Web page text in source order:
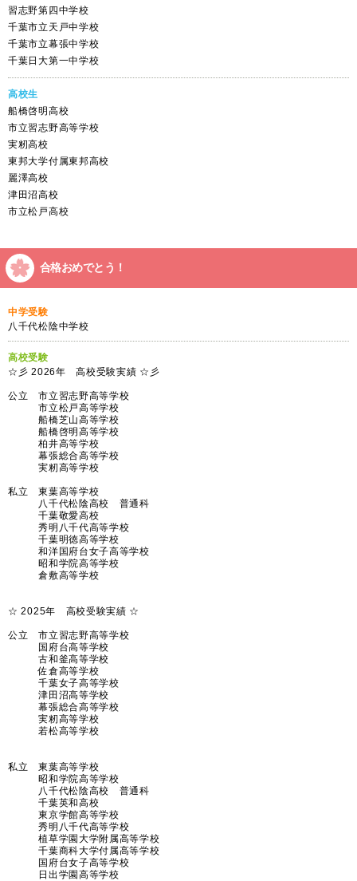
習志野第四中学校
千葉市立天戸中学校
千葉市立幕張中学校
千葉日大第一中学校
高校生
船橋啓明高校
市立習志野高等学校
実籾高校
東邦大学付属東邦高校
麗澤高校
津田沼高校
市立松戸高校
合格おめでとう！
中学受験
八千代松陰中学校
高校受験
☆彡 2026年 高校受験実績 ☆彡
公立 市立習志野高等学校
市立松戸高等学校
船橋芝山高等学校
船橋啓明高等学校
柏井高等学校
幕張総合高等学校
実籾高等学校
私立 東葉高等学校
八千代松陰高校 普通科
千葉敬愛高校
秀明八千代高等学校
千葉明徳高等学校
和洋国府台女子高等学校
昭和学院高等学校
倉敷高等学校
☆ 2025年 高校受験実績 ☆
公立 市立習志野高等学校
国府台高等学校
古和釜高等学校
佐倉高等学校
千葉女子高等学校
津田沼高等学校
幕張総合高等学校
実籾高等学校
若松高等学校
私立 東葉高等学校
昭和学院高等学校
八千代松陰高校 普通科
千葉英和高校
東京学館高等学校
秀明八千代高等学校
植草学園大学附属高等学校
千葉商科大学付属高等学校
国府台女子高等学校
日出学園高等学校